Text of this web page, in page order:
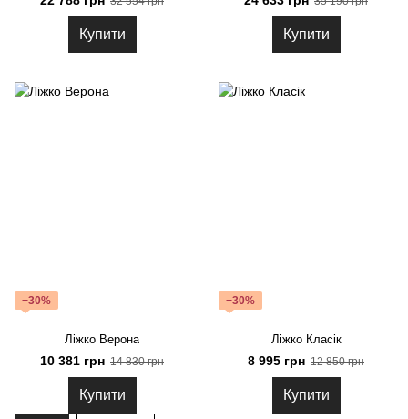
Купити Купити
−30%
Ліжко Верона
10 381 грн 14 830 грн
Купити
−30%
Ліжко Класік
8 995 грн 12 850 грн
Купити